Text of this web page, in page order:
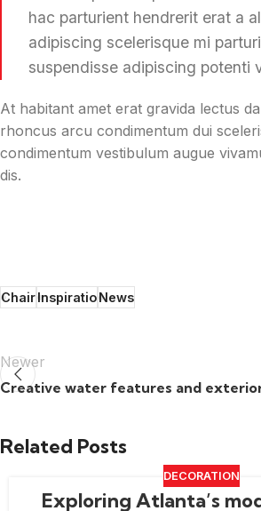
hac parturient hendrerit erat a
adipiscing scelerisque mi
suspendisse adipiscing potenti
At habitant amet erat gravida lectus
rhoncus arcu condimentum dui
condimentum vestibulum augue
dis.
ChairInspiratioNews
Newer
Creative water features and
Related Posts
DECORATION
Exploring Atlanta’s